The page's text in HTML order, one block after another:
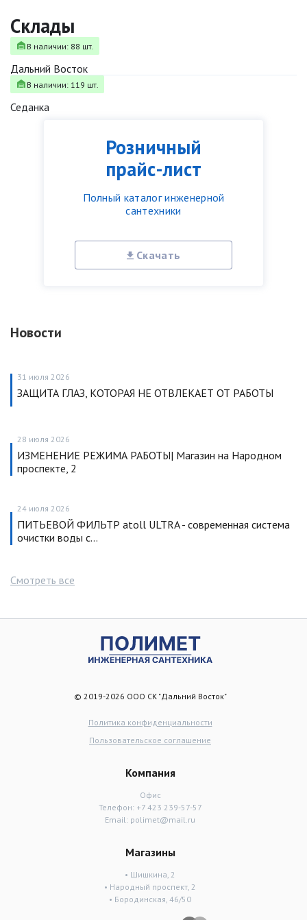
Розничный
прайс-лист
Полный каталог инженерной
сантехники
Скачать
Новости
31 июля 2026
ЗАЩИТА ГЛАЗ, КОТОРАЯ НЕ ОТВЛЕКАЕТ ОТ РАБОТЫ
28 июля 2026
ИЗМЕНЕНИЕ РЕЖИМА РАБОТЫ| Магазин на Народном
проспекте, 2
24 июля 2026
ПИТЬЕВОЙ ФИЛЬТР atoll ULTRA - современная система
очистки воды с…
Смотреть все
Склады
В наличии: 88 шт.
Дальний Восток
В наличии: 119 шт.
Седанка
© 2019-2026 ООО СК "Дальний Восток"
Политика конфиденциальности
Пользовательское соглашение
Компания
Офис
Телефон: +7 423 239-57-57
Email: polimet@mail.ru
Магазины
• Шишкина, 2
• Народный проспект, 2
• Бородинская, 46/50